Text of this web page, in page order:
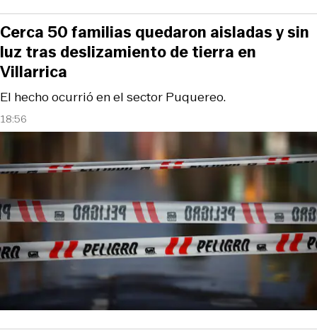
18:56
El hecho ocurrió en el sector Puquereo.
Cerca 50 familias quedaron aisladas y sin
luz tras deslizamiento de tierra en
Villarrica